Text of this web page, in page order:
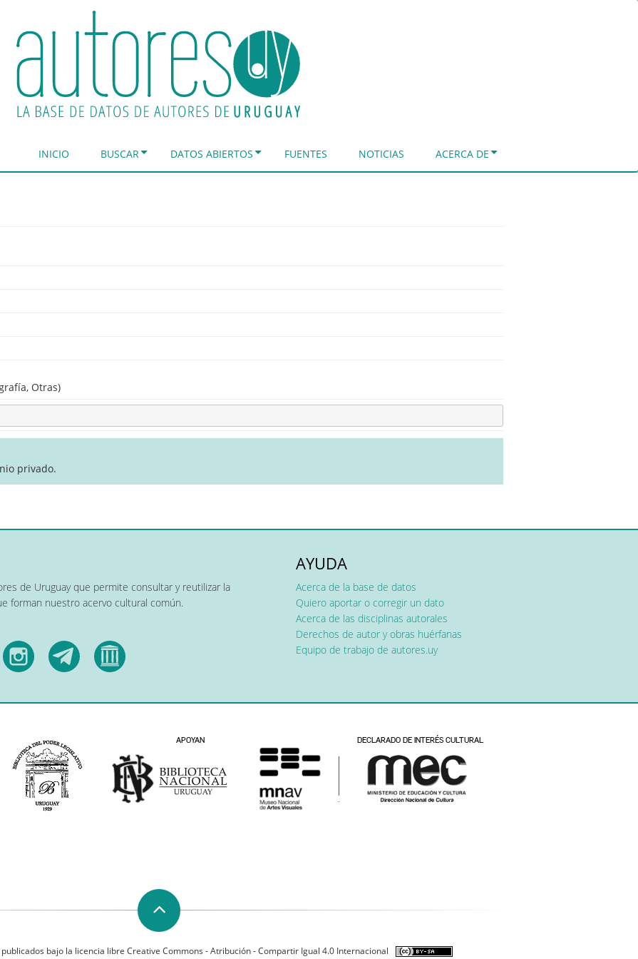
INICIO BUSCAR DATOS ABIERTOS FUENTES NOTICIAS ACERCA DE
Otras)
privado.
de Uruguay que permite consultar y reutilizar la
forman nuestro acervo cultural común.
AYUDA
Acerca de la base de datos
Quiero aportar o corregir un dato
Acerca de las disciplinas autorales
Derechos de autor y obras huérfanas
Equipo de trabajo de autores.uy
bajo la licencia libre Creative Commons - Atribución - Compartir Igual 4.0 Internacional